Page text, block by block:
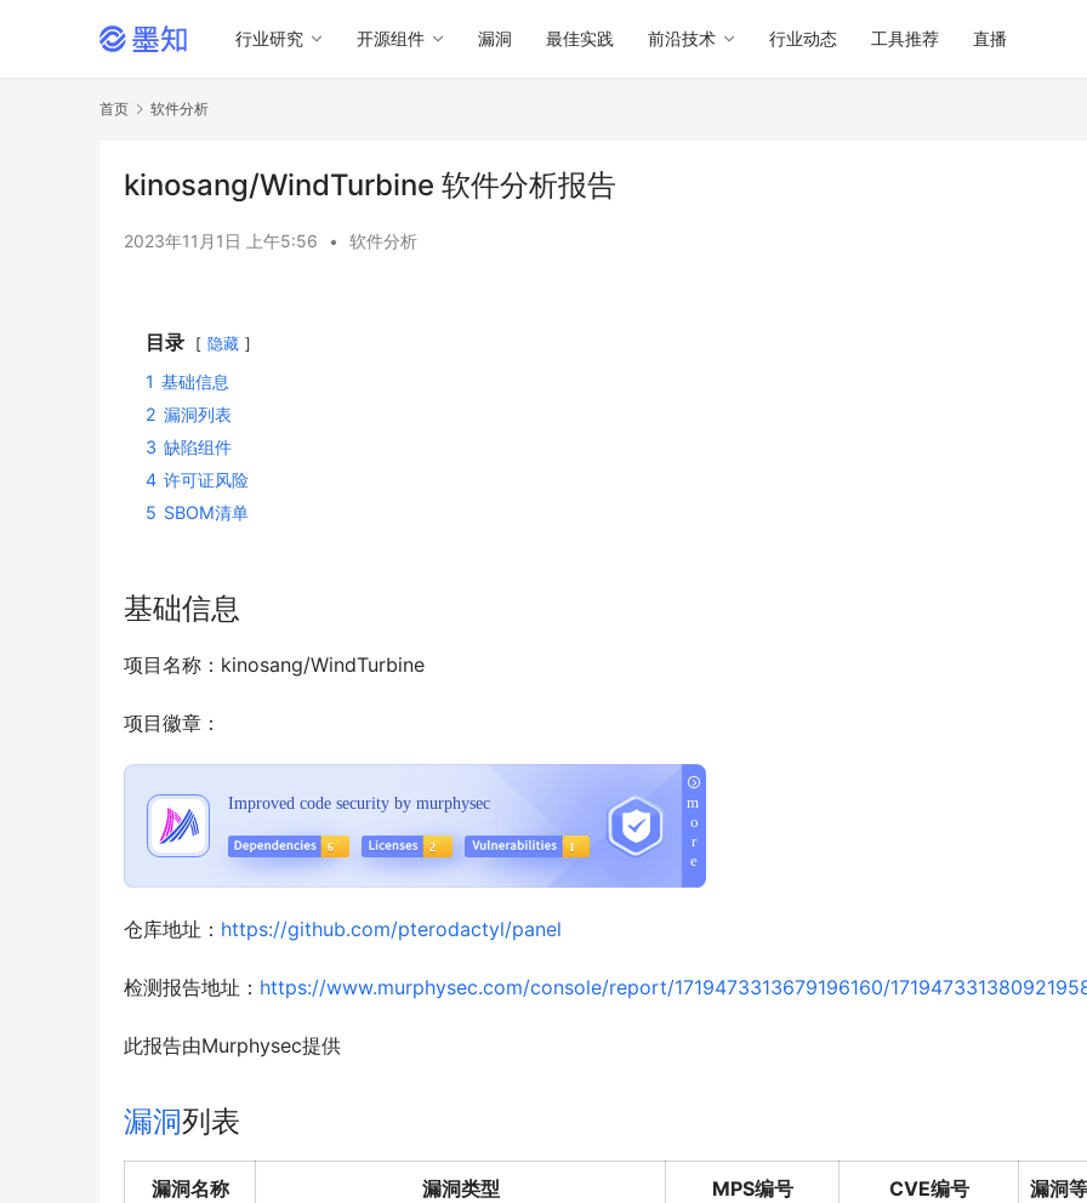
行业研究 开源组件 漏洞 最佳实践 前沿技术 行业动态 工具推荐 直播
首页 软件分析
kinosang/WindTurbine 软件分析报告
2023年11月1日 上午5:56 • 软件分析
目录 隐藏
1 基础信息
2 漏洞列表
3 缺陷组件
4 许可证风险
5 SBOM清单
基础信息
项目名称：kinosang/WindTurbine
项目徽章：
仓库地址： https://github.com/pterodactyl/panel
检测报告地址： https://www.murphysec.com/console/report/1719473313679196160/
此报告由Murphysec提供
漏洞列表
漏洞名称 漏洞类型 MPS编号 CVE编号 漏洞